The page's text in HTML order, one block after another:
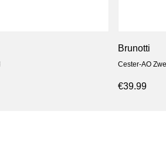
Brunotti
Cester-AO
€39.99